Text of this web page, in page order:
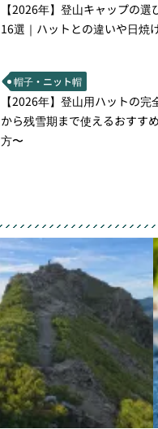
【2026年】登山キャップの選
16選｜ハットとの違いや日焼
帽子・ニット帽
【2026年】登山用ハットの完
から残雪期まで使えるおすす
方〜